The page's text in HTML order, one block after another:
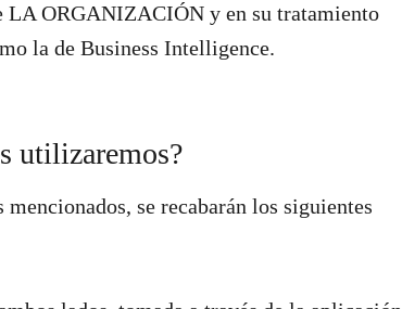
ORGANIZACIÓN y en su tratamiento
la de Business Intelligence.
utilizaremos?
se recabarán los siguientes